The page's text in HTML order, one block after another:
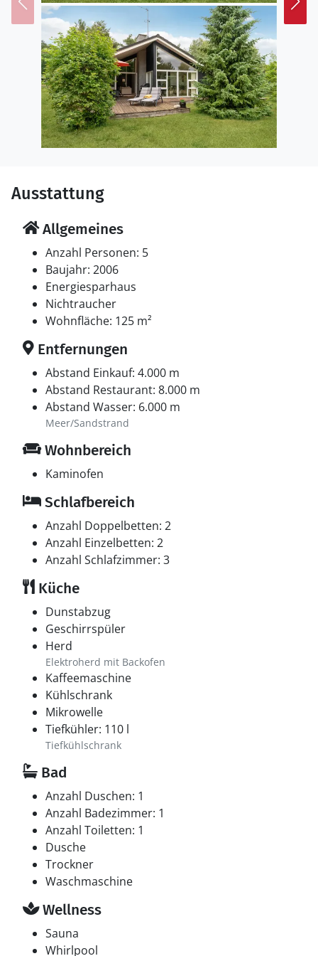
Städtchen Grenaa, das mit einem beschaulichen Hafen
aufwartet. Die wunderschöne Natur der Umgebung
mit ihren Wäldern und Heidegebieten können Sie zu
Fuß und auf dem Fahrrad erkunden.
An den Urlaub in diesem schönen Ferienhaus mit
hohem Komfort denken Sie noch lange gerne zurück!
Ausstattung
Allgemeines
Anzahl Personen: 5
Baujahr: 2006
Energiesparhaus
Nichtraucher
Wohnfläche: 125 m²
Entfernungen
Abstand Einkauf: 4.000 m
Abstand Restaurant: 8.000 m
Abstand Wasser: 6.000 m
Meer/Sandstrand
Wohnbereich
Kaminofen
Schlafbereich
Anzahl Doppelbetten: 2
Anzahl Einzelbetten: 2
Anzahl Schlafzimmer: 3
Küche
Dunstabzug
Geschirrspüler
Herd
Elektroherd mit Backofen
Kaffeemaschine
Kühlschrank
Mikrowelle
Tiefkühler: 110 l
Tiefkühlschrank
Bad
Anzahl Duschen: 1
Anzahl Badezimmer: 1
Anzahl Toiletten: 1
Dusche
Trockner
Waschmaschine
Wellness
Sauna
Whirlpool